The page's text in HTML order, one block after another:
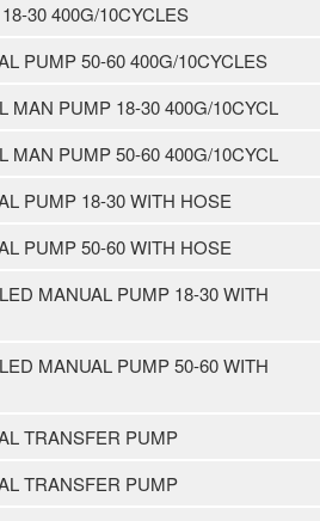
30 400G/10CYCLES
PUMP 50-60 400G/10CYCLES
MAN PUMP 18-30 400G/10CYCL
MAN PUMP 50-60 400G/10CYCL
PUMP 18-30 WITH HOSE
PUMP 50-60 WITH HOSE
MANUAL PUMP 18-30 WITH
MANUAL PUMP 50-60 WITH
TRANSFER PUMP
TRANSFER PUMP